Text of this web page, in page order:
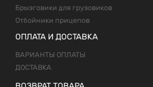
Брызговики для грузовиков
Отбойники прицепов
ОПЛАТА И ДОСТАВКА
ВАРИАНТЫ ОПЛАТЫ
ДОСТАВКА